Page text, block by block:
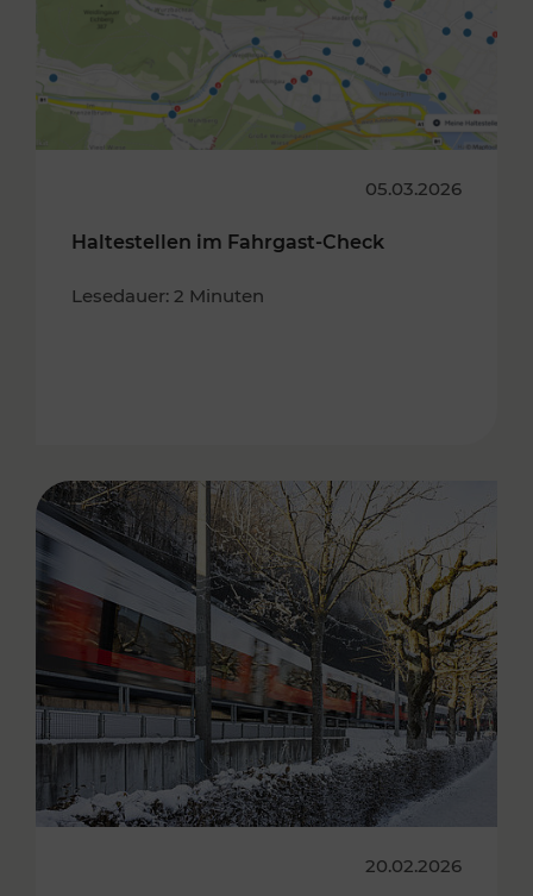
05.03.2026
Haltestellen im Fahrgast-Check
Lesedauer: 2 Minuten
20.02.2026